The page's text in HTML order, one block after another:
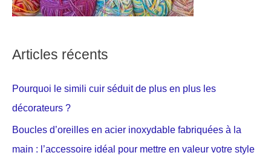
Articles récents
Pourquoi le simili cuir séduit de plus en plus les
décorateurs ?
Boucles d’oreilles en acier inoxydable fabriquées à la
main : l’accessoire idéal pour mettre en valeur votre style